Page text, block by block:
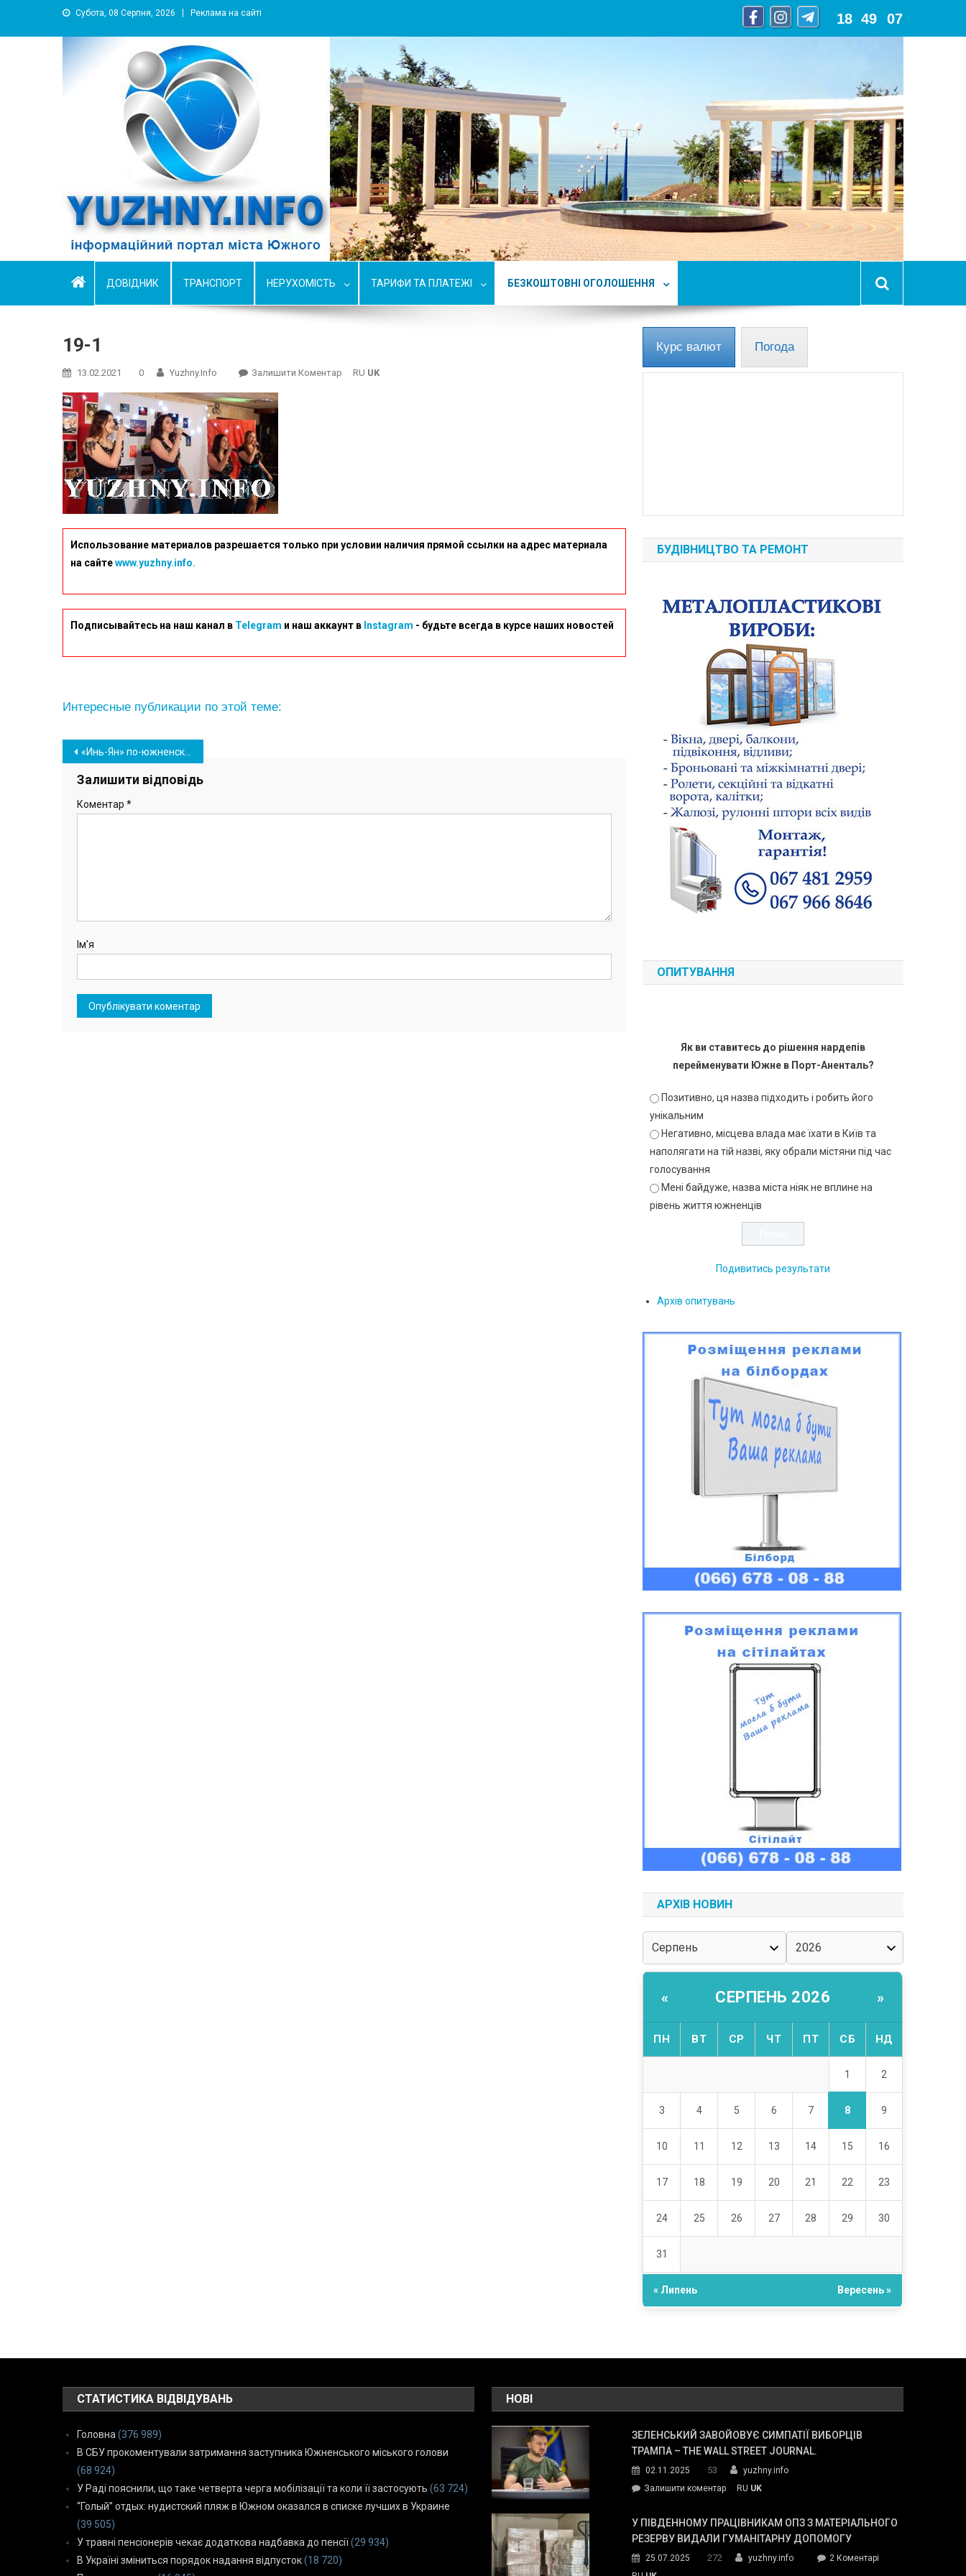
Субота, 08 Серпня, 2026 Реклама на сайті 18 49 09
YUZHNY.INFO
информационный портал города Южный
ДОВІДНИК ТРАНСПОРТ НЕРУХОМІСТЬ ТАРИФИ ТА ПЛАТЕЖІ БЕЗКОШТОВНІ ОГОЛОШЕННЯ
19-1
13.02.2021 0 Yuzhny.info Залишити Коментар RU UK
Использование материалов разрешается только при условии наличия прямой ссылки на адрес материала
на сайтеwww.yuzhny.info.
Подписывайтесь на наш канал в Telegram и наш аккаунт в Instagram - будьте всегда в курсе наших новостей
Интересные публикации по этой теме:
Навігація
записів
«Инь-Ян» по-южненски: влюбленная пара фотографов презентовала фотовыставку
Залишити відповідь
Коментар *
Ім'я
Курс валют Погода
БУДІВНИЦТВО ТА РЕМОНТ
ОПИТУВАННЯ
Як ви ставитесь до рішення нардепів
перейменувати Южне в Порт-Аненталь?
Позитивно, ця назва підходить і робить його
унікальним
Негативно, місцева влада має їхати в Київ та
наполягати на тій назві, яку обрали містяни під час
голосування
Мені байдуже, назва міста ніяк не вплине на
рівень життя южненців
Подивитись результати
Архів опитувань
АРХІВ НОВИН
« СЕРПЕНЬ 2026 »
ПН ВТ СР ЧТ ПТ СБ НД
1 2
3 4 5 6 7 8 9
10 11 12 13 14 15 16
17 18 19 20 21 22 23
24 25 26 27 28 29 30
31
« Липень Вересень »
СТАТИСТИКА ВІДВІДУВАНЬ
Головна (376 989)
В СБУ прокоментували затримання заступника Южненського міського голови
(68 924)
У Раді пояснили, що таке четверта черга мобілізації та коли її застосують (63 724)
“Голый” отдых: нудистский пляж в Южном оказался в списке лучших в Украине
(39 505)
У травні пенсіонерів чекає додаткова надбавка до пенсії (29 934)
В Україні зміниться порядок надання відпусток (18 720)
НОВІ
ЗЕЛЕНСЬКИЙ ЗАВОЙОВУЄ СИМПАТІЇ ВИБОРЦІВ
ТРАМПА – THE WALL STREET JOURNAL.
02.11.2025 53
yuzhny.info
Залишити коментарon
завойовує
симпатії
Трампа
RU UK
У ПІВДЕННОМУ ПРАЦІВНИКАМ ОПЗ З МАТЕРІАЛЬНОГО
РЕЗЕРВУ ВИДАЛИ ГУМАНІТАРНУ ДОПОМОГУ
25.07.2025 272 yuzhny.info 2 Коментарідо